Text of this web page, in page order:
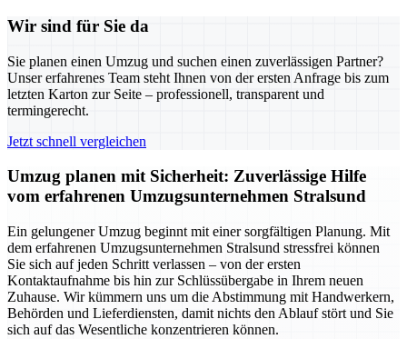
Wir sind für Sie da
Sie planen einen Umzug und suchen einen zuverlässigen Partner?
Unser erfahrenes Team steht Ihnen von der ersten Anfrage bis zum
letzten Karton zur Seite – professionell, transparent und
termingerecht.
Jetzt schnell vergleichen
Umzug planen mit Sicherheit: Zuverlässige Hilfe
vom erfahrenen Umzugsunternehmen Stralsund
Ein gelungener Umzug beginnt mit einer sorgfältigen Planung. Mit
dem erfahrenen Umzugsunternehmen Stralsund stressfrei können
Sie sich auf jeden Schritt verlassen – von der ersten
Kontaktaufnahme bis hin zur Schlüssübergabe in Ihrem neuen
Zuhause. Wir kümmern uns um die Abstimmung mit Handwerkern,
Behörden und Lieferdiensten, damit nichts den Ablauf stört und Sie
sich auf das Wesentliche konzentrieren können.